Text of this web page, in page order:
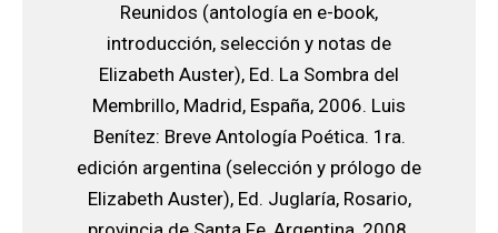
Reunidos (antología en e-book,
introducción, selección y notas de
Elizabeth Auster), Ed. La Sombra del
Membrillo, Madrid, España, 2006. Luis
Benítez: Breve Antología Poética. 1ra.
edición argentina (selección y prólogo de
Elizabeth Auster), Ed. Juglaría, Rosario,